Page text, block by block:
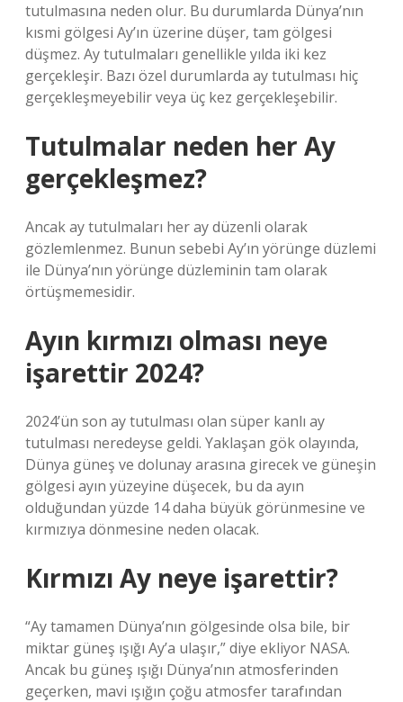
tutulmasına neden olur. Bu durumlarda Dünya’nın
kısmi gölgesi Ay’ın üzerine düşer, tam gölgesi
düşmez. Ay tutulmaları genellikle yılda iki kez
gerçekleşir. Bazı özel durumlarda ay tutulması hiç
gerçekleşmeyebilir veya üç kez gerçekleşebilir.
Tutulmalar neden her Ay
gerçekleşmez?
Ancak ay tutulmaları her ay düzenli olarak
gözlemlenmez. Bunun sebebi Ay’ın yörünge düzlemi
ile Dünya’nın yörünge düzleminin tam olarak
örtüşmemesidir.
Ayın kırmızı olması neye
işarettir 2024?
2024’ün son ay tutulması olan süper kanlı ay
tutulması neredeyse geldi. Yaklaşan gök olayında,
Dünya güneş ve dolunay arasına girecek ve güneşin
gölgesi ayın yüzeyine düşecek, bu da ayın
olduğundan yüzde 14 daha büyük görünmesine ve
kırmızıya dönmesine neden olacak.
Kırmızı Ay neye işarettir?
“Ay tamamen Dünya’nın gölgesinde olsa bile, bir
miktar güneş ışığı Ay’a ulaşır,” diye ekliyor NASA.
Ancak bu güneş ışığı Dünya’nın atmosferinden
geçerken, mavi ışığın çoğu atmosfer tarafından